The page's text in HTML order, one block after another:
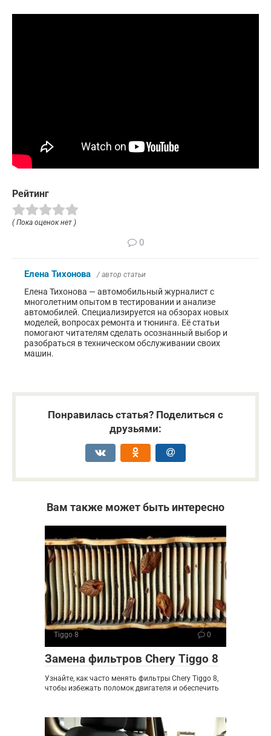
Рейтинг
( Пока оценок нет )
0
Елена Тихонова / автор статьи
Елена Тихонова — автомобильный журналист с
многолетним опытом в тестировании и анализе
автомобилей. Специализируется на обзорах новых
моделей, вопросах ремонта и тюнинга. Её статьи
помогают читателям сделать осознанный выбор и
разобраться в техническом обслуживании своих
машин.
Понравилась статья? Поделиться с
друзьями:
Вам также может быть интересно
Tiggo 8 0
Замена фильтров Chery Tiggo 8
Узнайте, как часто менять фильтры Chery Tiggo 8,
чтобы избежать поломок двигателя и обеспечить